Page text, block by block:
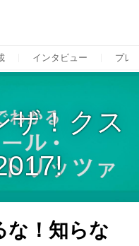
インタビュー プレ
ザ！クス
な！知らな